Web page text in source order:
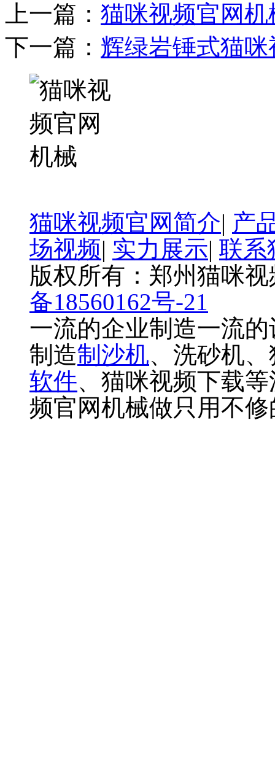
上一篇： 猫咪视频官网
下一篇： 辉绿岩锤式猫
猫咪视频官网简介| 产
场视频| 实力展示| 联系
版权所有：郑州猫
备18560162号-21
一流的企业制造一流的
制造制沙机、洗砂机
软件、猫咪视频下载等
频官网机械做只用不